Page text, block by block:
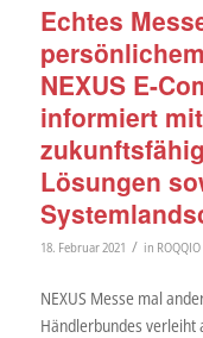
Echtes
NEXUS E-
informiert
Lösungen
18. Februar 2021 / in ROQQIO
NEXUS Messe mal
Händlerbundes verleiht